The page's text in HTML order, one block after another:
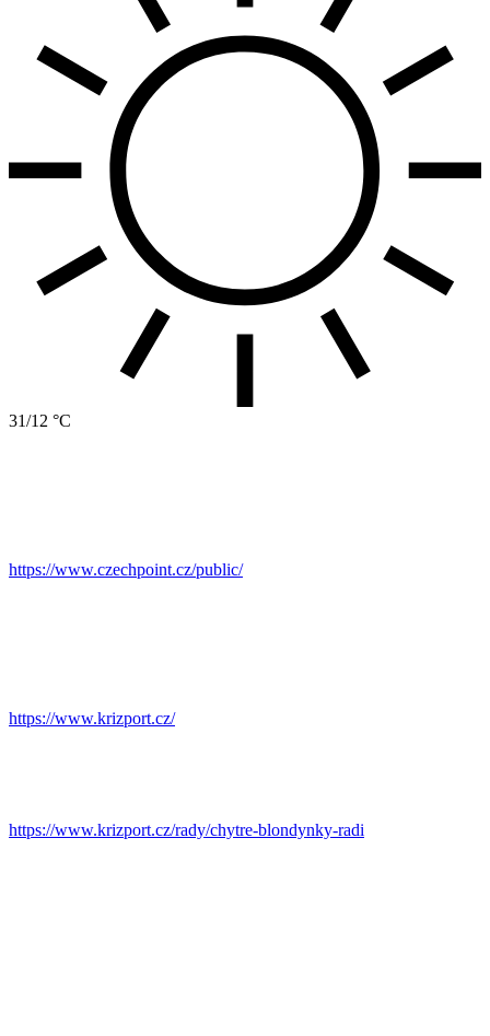
31/12 °C
https://www.czechpoint.cz/public/
https://www.krizport.cz/
https://www.krizport.cz/rady/chytre-blondynky-radi